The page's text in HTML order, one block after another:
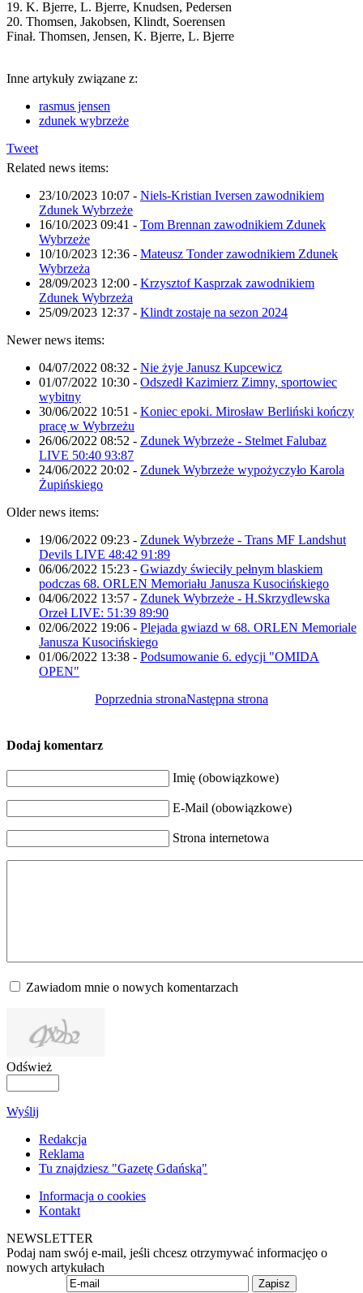
19. K. Bjerre, L. Bjerre, Knudsen, Pedersen
20. Thomsen, Jakobsen, Klindt, Soerensen
Finał. Thomsen, Jensen, K. Bjerre, L. Bjerre
Inne artykuły związane z:
rasmus jensen
zdunek wybrzeże
Tweet
Related news items:
23/10/2023 10:07 - Niels-Kristian Iversen zawodnikiem
Zdunek Wybrzeże
16/10/2023 09:41 - Tom Brennan zawodnikiem Zdunek
Wybrzeże
10/10/2023 12:36 - Mateusz Tonder zawodnikiem Zdunek
Wybrzeża
28/09/2023 12:00 - Krzysztof Kasprzak zawodnikiem
Zdunek Wybrzeża
25/09/2023 12:37 - Klindt zostaje na sezon 2024
Newer news items:
04/07/2022 08:32 - Nie żyje Janusz Kupcewicz
01/07/2022 10:30 - Odszedł Kazimierz Zimny, sportowiec
wybitny
30/06/2022 10:51 - Koniec epoki. Mirosław Berliński kończy
pracę w Wybrzeżu
26/06/2022 08:52 - Zdunek Wybrzeże - Stelmet Falubaz
LIVE 50:40 93:87
24/06/2022 20:02 - Zdunek Wybrzeże wypożyczyło Karola
Żupińskiego
Older news items:
19/06/2022 09:23 - Zdunek Wybrzeże - Trans MF Landshut
Devils LIVE 48:42 91:89
06/06/2022 15:23 - Gwiazdy świeciły pełnym blaskiem
podczas 68. ORLEN Memoriału Janusza Kusocińskiego
04/06/2022 13:57 - Zdunek Wybrzeże - H.Skrzydlewska
Orzeł LIVE: 51:39 89:90
02/06/2022 19:06 - Plejada gwiazd w 68. ORLEN Memoriale
Janusza Kusocińskiego
01/06/2022 13:38 - Podsumowanie 6. edycji "OMIDA
OPEN"
Poprzednia stronaNastępna strona
Dodaj komentarz
Imię (obowiązkowe)
E-Mail (obowiązkowe)
Strona internetowa
Zawiadom mnie o nowych komentarzach
Odśwież
Wyślij
Redakcja
Reklama
Tu znajdziesz "Gazetę Gdańską"
Informacja o cookies
Kontakt
NEWSLETTER
Podaj nam swój e-mail, jeśli chcesz otrzymywać informacjęo o
nowych artykułach
Zapisz